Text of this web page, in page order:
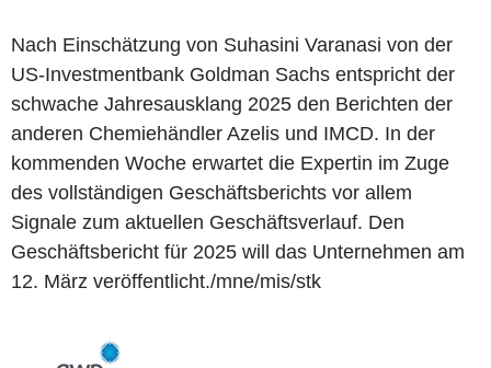
Nach Einschätzung von Suhasini Varanasi von der
US-Investmentbank Goldman Sachs entspricht der
schwache Jahresausklang 2025 den Berichten der
anderen Chemiehändler Azelis und IMCD. In der
kommenden Woche erwartet die Expertin im Zuge
des vollständigen Geschäftsberichts vor allem
Signale zum aktuellen Geschäftsverlauf. Den
Geschäftsbericht für 2025 will das Unternehmen am
12. März veröffentlicht./mne/mis/stk